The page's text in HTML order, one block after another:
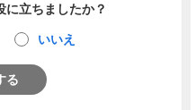
に立ちましたか？
いいえ
る